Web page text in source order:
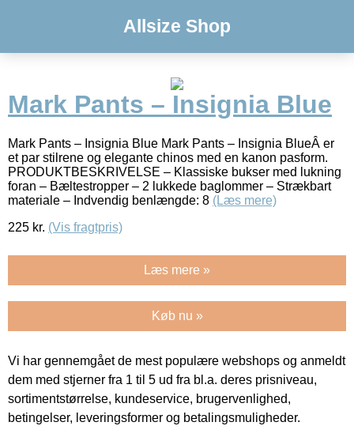
Allsize Shop
Mark Pants – Insignia Blue
Mark Pants – Insignia Blue Mark Pants – Insignia BlueÂ er
et par stilrene og elegante chinos med en kanon pasform.
PRODUKTBESKRIVELSE – Klassiske bukser med lukning
foran – Bæltestropper – 2 lukkede baglommer – Strækbart
materiale – Indvendig benlængde: 8 (Læs mere)
225 kr. (Vis fragtpris)
Læs mere »
Køb nu »
Vi har gennemgået de mest populære webshops og anmeldt
dem med stjerner fra 1 til 5 ud fra bl.a. deres prisniveau,
sortimentstørrelse, kundeservice, brugervenlighed,
betingelser, leveringsformer og betalingsmuligheder.